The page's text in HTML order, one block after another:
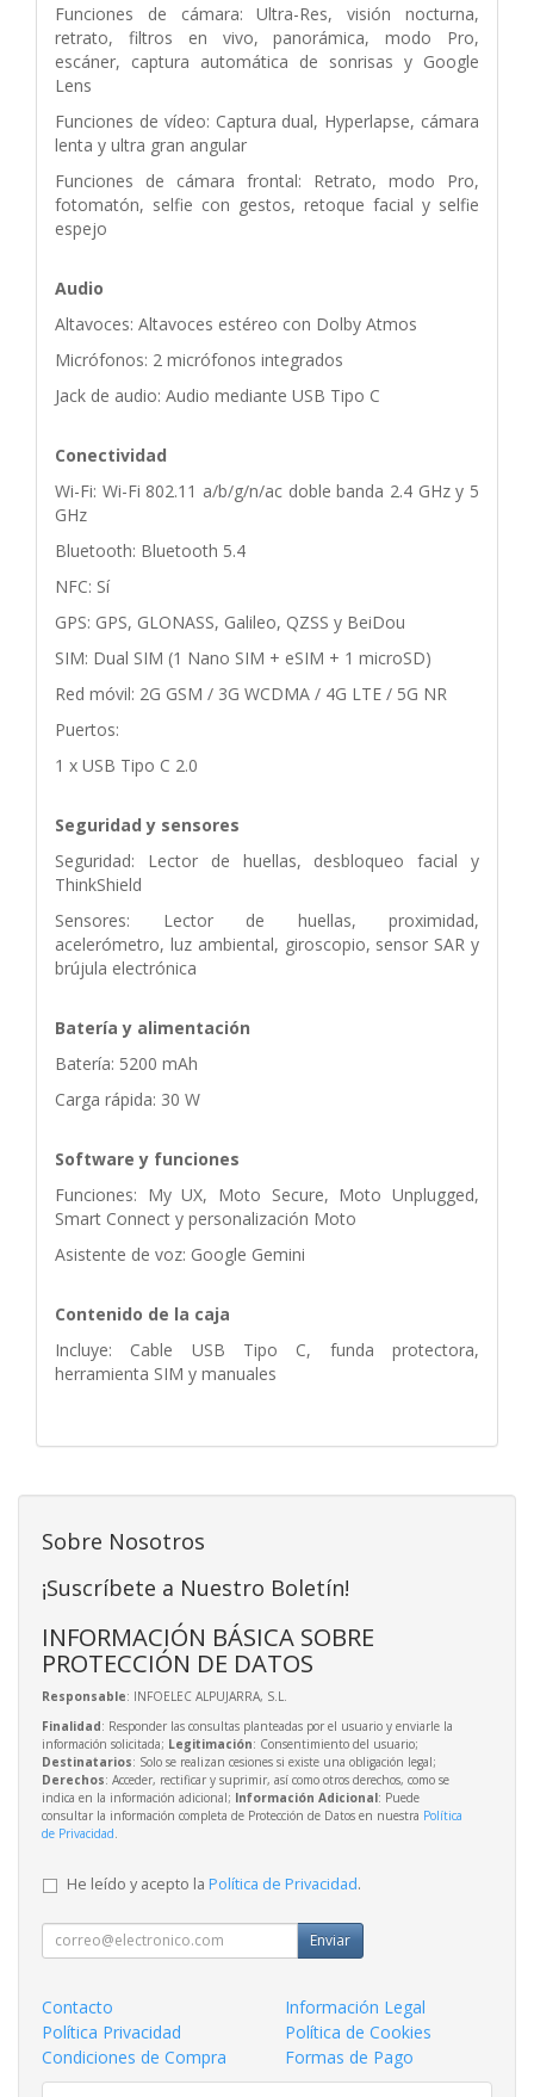
Funciones de cámara: Ultra-Res, visión nocturna,
retrato, filtros en vivo, panorámica, modo Pro,
escáner, captura automática de sonrisas y Google
Lens
Funciones de vídeo: Captura dual, Hyperlapse, cámara
lenta y ultra gran angular
Funciones de cámara frontal: Retrato, modo Pro,
fotomatón, selfie con gestos, retoque facial y selfie
espejo
Audio
Altavoces: Altavoces estéreo con Dolby Atmos
Micrófonos: 2 micrófonos integrados
Jack de audio: Audio mediante USB Tipo C
Conectividad
Wi-Fi: Wi-Fi 802.11 a/b/g/n/ac doble banda 2.4 GHz y 5
GHz
Bluetooth: Bluetooth 5.4
NFC: Sí
GPS: GPS, GLONASS, Galileo, QZSS y BeiDou
SIM: Dual SIM (1 Nano SIM + eSIM + 1 microSD)
Red móvil: 2G GSM / 3G WCDMA / 4G LTE / 5G NR
Puertos:
1 x USB Tipo C 2.0
Seguridad y sensores
Seguridad: Lector de huellas, desbloqueo facial y
ThinkShield
Sensores: Lector de huellas, proximidad,
acelerómetro, luz ambiental, giroscopio, sensor SAR y
brújula electrónica
Batería y alimentación
Batería: 5200 mAh
Carga rápida: 30 W
Software y funciones
Funciones: My UX, Moto Secure, Moto Unplugged,
Smart Connect y personalización Moto
Asistente de voz: Google Gemini
Contenido de la caja
Incluye: Cable USB Tipo C, funda protectora,
herramienta SIM y manuales
Sobre Nosotros
¡Suscríbete a Nuestro Boletín!
INFORMACIÓN BÁSICA SOBRE
PROTECCIÓN DE DATOS
Responsable: INFOELEC ALPUJARRA, S.L.
Finalidad: Responder las consultas planteadas por el usuario y enviarle la
información solicitada; Legitimación: Consentimiento del usuario;
Destinatarios: Solo se realizan cesiones si existe una obligación legal;
Derechos: Acceder, rectificar y suprimir, así como otros derechos, como se
indica en la información adicional; Información Adicional: Puede
consultar la información completa de Protección de Datos en nuestra Política
de Privacidad
He leído y acepto la Política de Privacidad.
Enviar
Contacto
Información Legal
Política Privacidad
Política de Cookies
Condiciones de Compra
Formas de Pago